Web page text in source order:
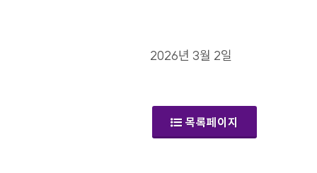
2026년 3월 2일
목록페이지